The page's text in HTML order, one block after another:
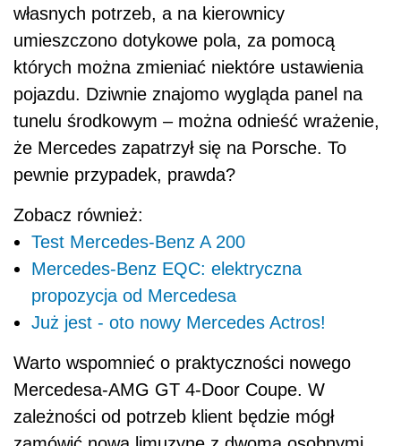
własnych potrzeb, a na kierownicy
umieszczono dotykowe pola, za pomocą
których można zmieniać niektóre ustawienia
pojazdu. Dziwnie znajomo wygląda panel na
tunelu środkowym – można odnieść wrażenie,
że Mercedes zapatrzył się na Porsche. To
pewnie przypadek, prawda?
Zobacz również:
Test Mercedes-Benz A 200
Mercedes-Benz EQC: elektryczna
propozycja od Mercedesa
Już jest - oto nowy Mercedes Actros!
Warto wspomnieć o praktyczności nowego
Mercedesa-AMG GT 4-Door Coupe. W
zależności od potrzeb klient będzie mógł